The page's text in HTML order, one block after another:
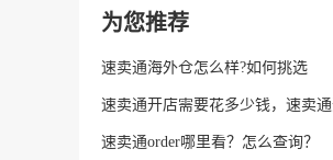
为您推荐
速卖通海外仓怎么样?如何挑选
速卖通开店需要花多少钱，速卖通
速卖通order哪里看？怎么查询？